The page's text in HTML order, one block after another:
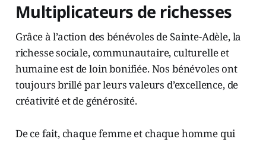
Multiplicateurs de richesses
Grâce à l’action des bénévoles de Sainte-Adèle, la
richesse sociale, communautaire, culturelle et
humaine est de loin bonifiée. Nos bénévoles ont
toujours brillé par leurs valeurs d’excellence, de
créativité et de générosité.
De ce fait, chaque femme et chaque homme qui